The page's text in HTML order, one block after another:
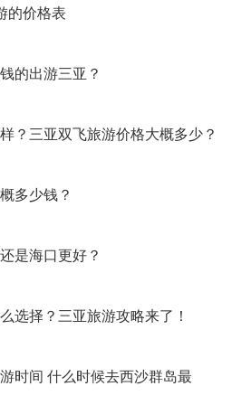
的价格表
的出游三亚？
？三亚双飞旅游价格大概多少？
多少钱？
是海口更好？
选择？三亚旅游攻略来了！
时间 什么时候去西沙群岛最